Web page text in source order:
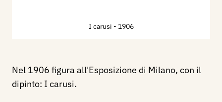
I carusi - 1906
Nel 1906 figura all'Esposizione di Milano, con il
dipinto: I carusi.